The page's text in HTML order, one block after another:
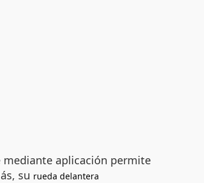
aplicación permite
su rueda delantera